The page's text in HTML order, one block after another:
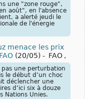
une "zone rouge",
août", en l'absence
a alerté jeudi le
de l'énergie
menace les prix
(20/05) - FAO ,
pas une perturbation
le début d’un choc
déclencher une
d’ici six à douze
Nations Unies.